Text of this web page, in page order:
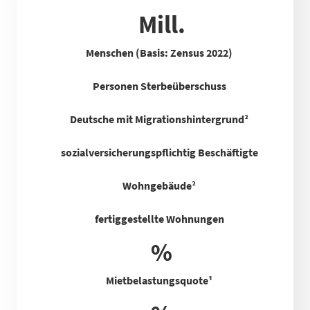
Mill.
Menschen (Basis: Zensus 2022)
Personen Sterbeüberschuss
Deutsche mit Migrationshintergrund²
sozialversicherungspflichtig Beschäftigte
Wohngebäude²
fertiggestellte Wohnungen
%
Mietbelastungsquote¹